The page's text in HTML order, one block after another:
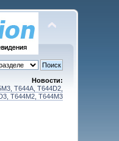
Новости:
T644A, T644D2,
T644M2, T644M3